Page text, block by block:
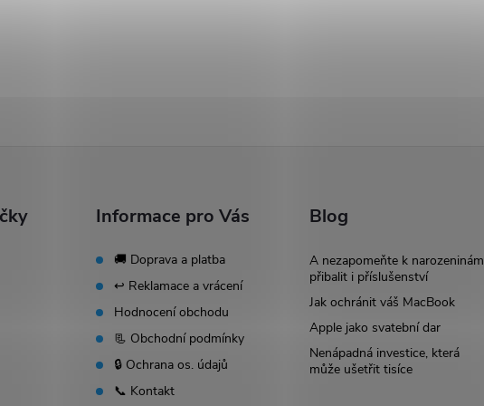
Informace pro Vás
🚚 Doprava a platba
↩️ Reklamace a vrácení
Hodnocení obchodu
📃 Obchodní podmínky
🔒 Ochrana os. údajů
📞 Kontakt
Blog
A nezapomeňte k narozeninám
přibalit i příslušenství
Jak ochránit váš MacBook
Apple jako svatební dar
Nenápadná investice, která
může ušetřit tisíce